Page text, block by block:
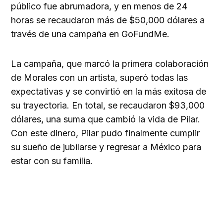
público fue abrumadora, y en menos de 24
horas se recaudaron más de $50,000 dólares a
través de una campaña en GoFundMe.
La campaña, que marcó la primera colaboración
de Morales con un artista, superó todas las
expectativas y se convirtió en la más exitosa de
su trayectoria. En total, se recaudaron $93,000
dólares, una suma que cambió la vida de Pilar.
Con este dinero, Pilar pudo finalmente cumplir
su sueño de jubilarse y regresar a México para
estar con su familia.